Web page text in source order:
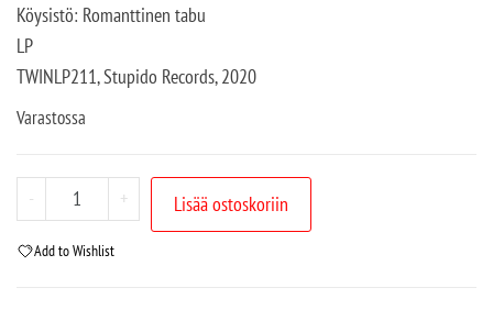
Köysistö: Romanttinen tabu
LP
TWINLP211, Stupido Records, 2020
Varastossa
- + Lisää ostoskoriin
Add to Wishlist